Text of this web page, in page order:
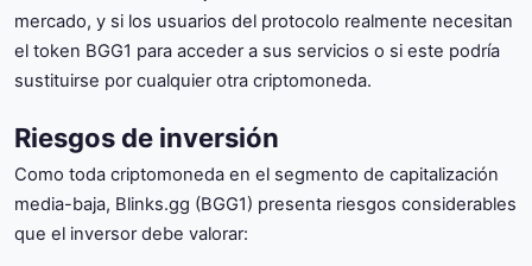
mercado, y si los usuarios del protocolo realmente necesitan
el token BGG1 para acceder a sus servicios o si este podría
sustituirse por cualquier otra criptomoneda.
Riesgos de inversión
Como toda criptomoneda en el segmento de capitalización
media-baja, Blinks.gg (BGG1) presenta riesgos considerables
que el inversor debe valorar: